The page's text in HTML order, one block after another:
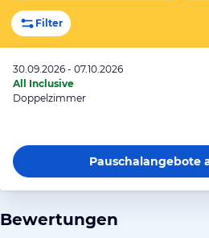
Filter
30.09.2026 - 07.10.2026
All Inclusive
Doppelzimmer
Pauschalangebote
Bewertungen